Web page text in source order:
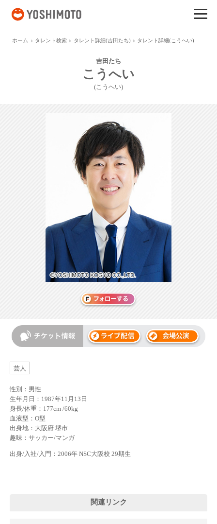
ホーム タレント検索 タレント詳細(吉田たち) タレント詳細(こうへい)
吉田たち
こうへい
(こうへい)
芸人
性別：男性
生年月日：1987年11月13日
身長/体重：177cm /60kg
血液型：O型
出身地：大阪府 堺市
趣味：サッカー/マンガ
出身/入社/入門：2006年 NSC大阪校 29期生
関連リンク